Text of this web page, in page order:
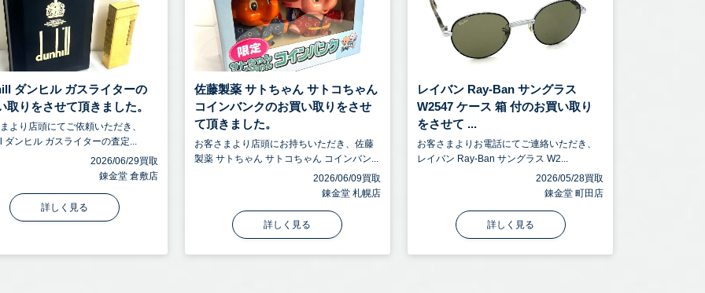
ダンヒル ガスライターの
取りをさせて頂きました。
より店頭にてご依頼いただき、
ダンヒル ガスライターの査定...
2026/06/29買取
錬金堂 倉敷店
詳しく見る
佐藤製薬 サトちゃん サトコちゃん
コインバンクのお買い取りをさせ
て頂きました。
お客さまより店頭にお持ちいただき、佐藤
製薬 サトちゃん サトコちゃん コインバン...
2026/06/09買取
錬金堂 札幌店
詳しく見る
レイバン Ray-Ban サングラス
W2547 ケース 箱 付のお買い取り
をさせて ...
お客さまよりお電話にてご連絡いただき、
レイバン Ray-Ban サングラス W2...
2026/05/28買取
錬金堂 町田店
詳しく見る